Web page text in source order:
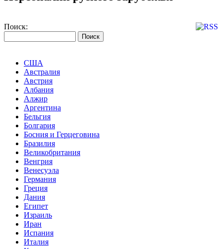
Поиск:
США
Австралия
Австрия
Албания
Алжир
Аргентина
Бельгия
Болгария
Босния и Герцеговина
Бразилия
Великобритания
Венгрия
Венесуэла
Германия
Греция
Дания
Египет
Израиль
Иран
Испания
Италия